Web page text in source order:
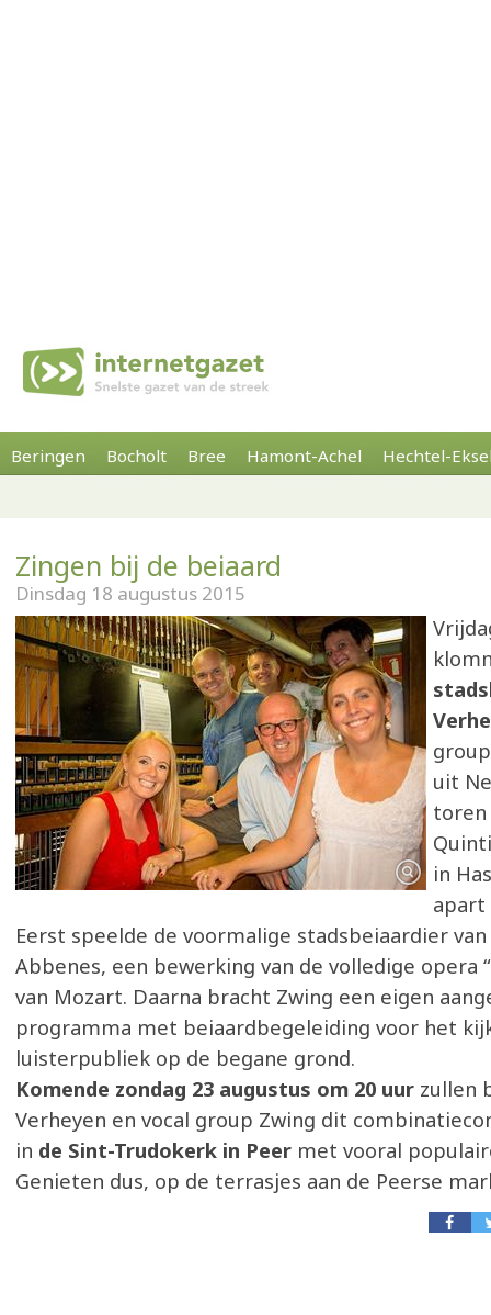
Beringen Bocholt Bree Hamont-Achel Hechtel-
Zingen bij de beiaard
Dinsdag 18 augustus 2015
uit
toren
in
apart
Eerst speelde de voormalige stadsbeiaardier
Abbenes, een bewerking van de volledige opera
van Mozart. Daarna bracht Zwing een eigen
programma met beiaardbegeleiding voor het
luisterpubliek op de begane grond.
Komende zondag 23 augustus om 20 uur zullen
Verheyen en vocal group Zwing dit
in de Sint-Trudokerk in Peer met vooral
Genieten dus, op de terrasjes aan de Peerse